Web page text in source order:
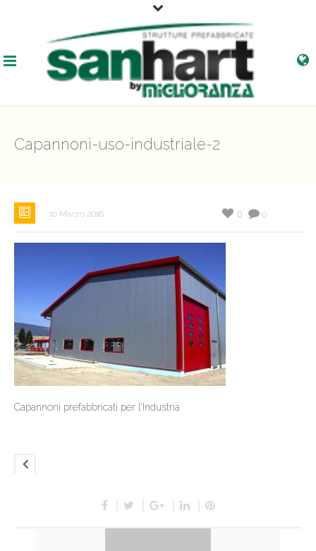
Capannoni-uso-industriale-2
10 Marzo 2016 0
0
Capannoni prefabbricati per l’Industria